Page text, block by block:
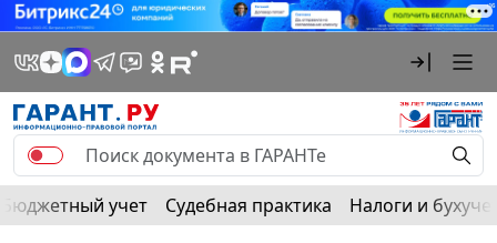
Бюджетный учет Судебная практика Налоги и